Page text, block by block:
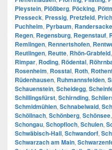
Pleystein, Plößberg, Pöcking,
Presseck, Pressig, Pretzfeld,
Puchheim, Pyrbaum,
Regen, Regensburg, Regenstauf,
Remlingen, Rennertshofen,
Reutlingen, Reutte, Rhön-Grabfeld,
Rimpar, Roding, Rödental,
Rosenheim, Rosstal, Roth,
Rüdenhausen, Ruhmannsfelden,
Schauenstein, Scheidegg,
Schillingsfürst, Schirnding,
Schmidmühlen, Schnabelwaid,
Schöllnach, Schönberg, Schönsee,
Schongau, Schopfloch, Schulen,
Schwäbisch-Hall, Schwandorf,
Schwarzach am Main,